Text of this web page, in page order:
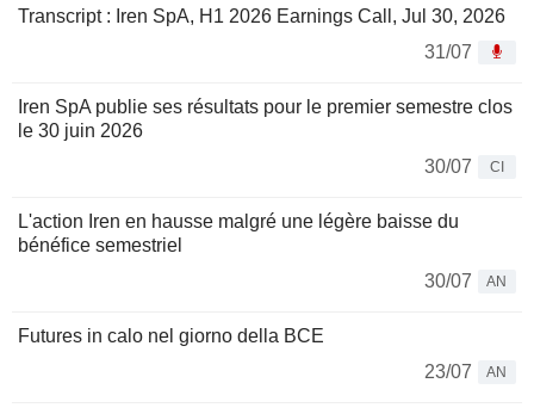
Transcript : Iren SpA, H1 2026 Earnings Call, Jul 30, 2026
31/07
Iren SpA publie ses résultats pour le premier semestre clos
le 30 juin 2026
30/07
CI
L'action Iren en hausse malgré une légère baisse du
bénéfice semestriel
30/07
AN
Futures in calo nel giorno della BCE
23/07
AN